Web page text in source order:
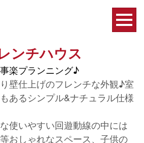
ンチハウス
楽プランニング♪
壁仕上げのフレンチな外観♪室
あるシンプル&ナチュラル仕様
使いやすい回遊動線の中には
おしゃれなスペース、子供の